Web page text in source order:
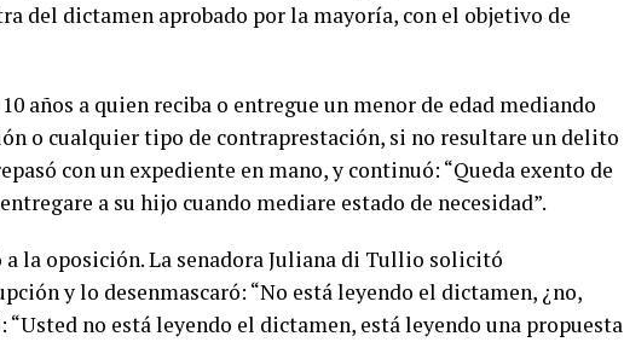
del dictamen aprobado por la mayoría, con el objetivo de
años a quien reciba o entregue un menor de edad mediando
o cualquier tipo de contraprestación, si no resultare un delito
con un expediente en mano, y continuó: “Queda exento de
a su hijo cuando mediare estado de necesidad”.
la oposición. La senadora Juliana di Tullio solicitó
y lo desenmascaró: “No está leyendo el dictamen, ¿no,
“Usted no está leyendo el dictamen, está leyendo una propuesta